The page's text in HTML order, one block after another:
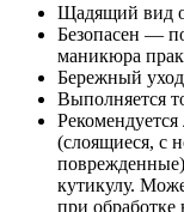
Щадящий вид
Безопасен —
маникюра
Бережный
Выполняется
(слоящиеся, с
кутикулу.
при